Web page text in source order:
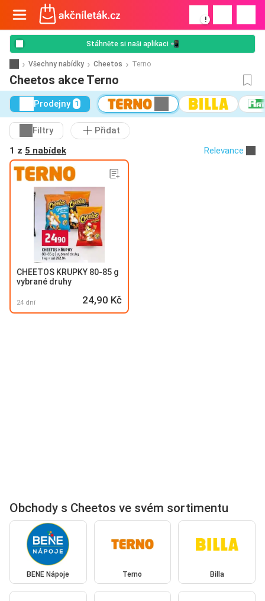
!
Stáhněte si naši aplikaci 📲
Všechny nabídky Cheetos Terno
Cheetos akce Terno
Prodejny 1
Filtry
Přidat
1 z 5 nabídek Relevance
CHEETOS KRUPKY 80-85 g
vybrané druhy
24 dní 24,90 Kč
Obchody s Cheetos ve svém sortimentu
BENE Nápoje Terno Billa